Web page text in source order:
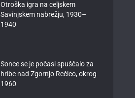
Otroška igra na celjskem
Savinjskem nabrežju, 1930–
1940
Sonce se je počasi spuščalo za
hribe nad Zgornjo Rečico, okrog
1960